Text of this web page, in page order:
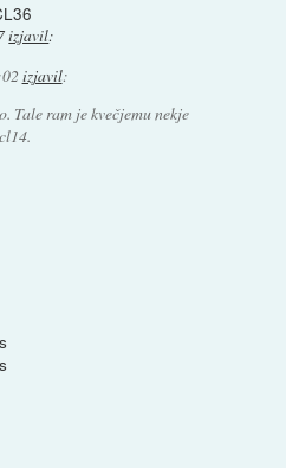
izjavil:
izjavil:
Tale ram je kvečjemu nekje